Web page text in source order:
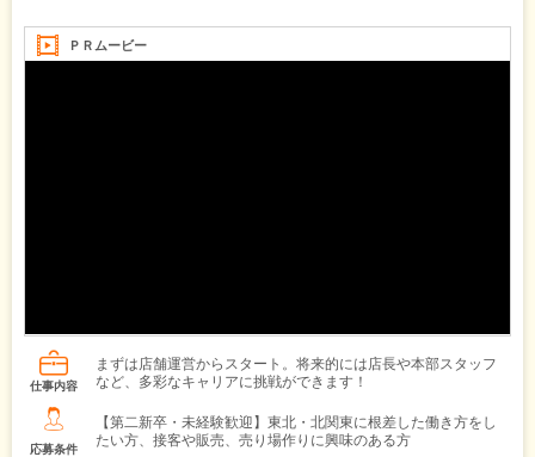
ＰＲムービー
仕事内容
まずは店舗運営からスタート。将来的には店長や本部スタッフ
など、多彩なキャリアに挑戦ができます！
応募条件
【第二新卒・未経験歓迎】東北・北関東に根差した働き方をし
たい方、接客や販売、売り場作りに興味のある方